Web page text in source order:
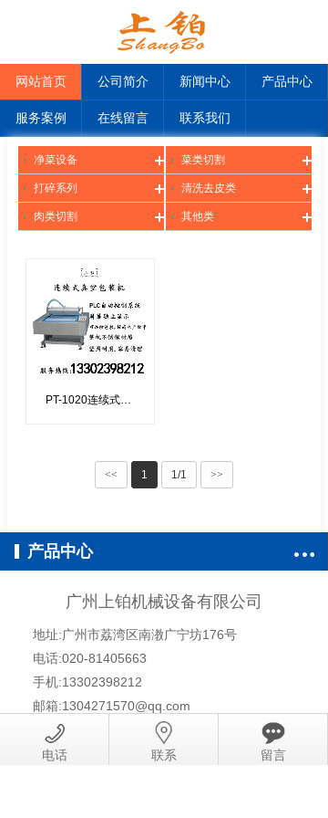
网站首页 公司简介 新闻中心 产品中心
服务案例 在线留言 联系我们
净菜设备 菜类切割
打碎系列 清洗去皮类
肉类切割 其他类
PT-1020连续式真空包装机
<< 1 1/1 >>
产品中心
广州上铂机械设备有限公司
地址:广州市荔湾区南漖广宁坊176号
电话:020-81405663
手机:13302398212
邮箱:1304271570@qq.com
Copyright © 2018-2020 All Rights Reserved.粤ICP备
19085932号-3
电话 联系 留言